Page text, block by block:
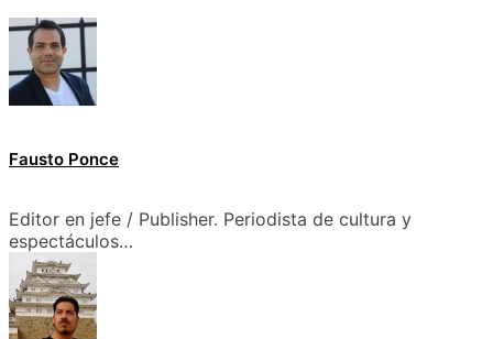
Fausto Ponce
Editor en jefe / Publisher. Periodista de cultura y
espectáculos…